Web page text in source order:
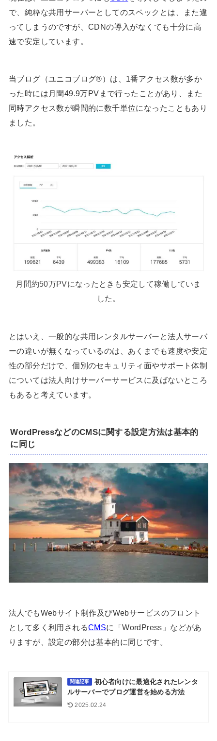
で、純粋な共用サーバーとしてのスペックとは、また違
ってしまうのですが、CDNの導入がなくても十分に高
速で安定しています。
当ブログ（ユニコブログ®）は、1番アクセス数が多か
った時には月間49.9万PVまで行ったことがあり、また
同時アクセス数が瞬間的に数千単位になったこともあり
ました。
月間約50万PVになったときも安定して稼働していま
した。
とはいえ、一般的な共用レンタルサーバーと法人サーバ
ーの違いが無くなっているのは、あくまでも速度や安定
性の部分だけで、個別のセキュリティ面やサポート体制
については法人向けサーバーサービスに及ばないところ
もあると考えています。
WordPressなどのCMSに関する設定方法は基本的
に同じ
法人でもWebサイト制作及びWebサービスのフロント
として多く利用されるCMSに「WordPress」などがあ
りますが、設定の部分は基本的に同じです。
関連記事
初心者向けに最適化されたレンタ
ルサーバーでブログ運営を始める方法
2025.02.24